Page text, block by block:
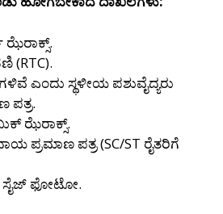
ಝೆರಾಕ್ಸ್.
(RTC).
ಎಂದು ಸ್ಥಳೀಯ ಪಶುವೈದ್ಯರು
ಪತ್ರ.
ಝೆರಾಕ್ಸ್.
ಪ್ರಮಾಣ ಪತ್ರ (SC/ST ರೈತರಿಗೆ
ಫೋಟೋ.